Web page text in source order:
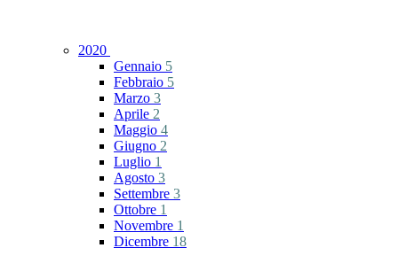
2020
Gennaio 5
Febbraio 5
Marzo 3
Aprile 2
Maggio 4
Giugno 2
Luglio 1
Agosto 3
Settembre 3
Ottobre 1
Novembre 1
Dicembre 18